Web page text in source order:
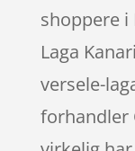
shoppere i
Laga
versele-
forhandler